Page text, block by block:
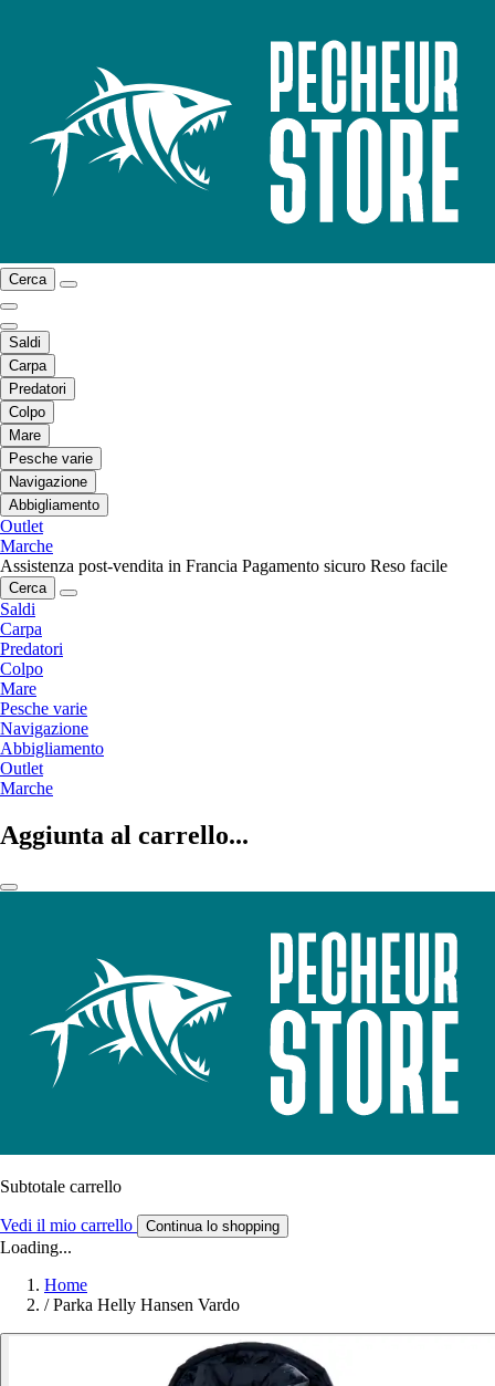
Cerca
Saldi
Carpa
Predatori
Colpo
Mare
Pesche varie
Navigazione
Abbigliamento
Outlet
Marche
Assistenza post-vendita in Francia Pagamento sicuro Reso facile
Cerca
Saldi
Carpa
Predatori
Colpo
Mare
Pesche varie
Navigazione
Abbigliamento
Outlet
Marche
Aggiunta al carrello...
Subtotale carrello
Vedi il mio carrello Continua lo shopping
Loading...
Home
/ Parka Helly Hansen Vardo